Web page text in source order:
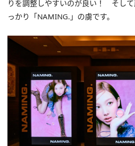
りを調整しやすいのが良い！ そし
っかり「NAMING.」の虜です。